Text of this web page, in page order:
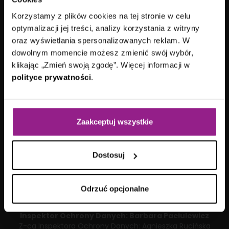
Korzystamy z plików cookies na tej stronie w celu
optymalizacji jej treści, analizy korzystania z witryny
oraz wyświetlania spersonalizowanych reklam. W
dowolnym momencie możesz zmienić swój wybór,
klikając „Zmień swoją zgodę”. Więcej informacji w
polityce prywatności.
Zaakceptuj wszystkie
Dostosuj
Odrzuć opcjonalne
80-387 Gdańsk
kontakt@aplitt.pl
+48 58 782 82 82
VII Wydział Gospodarczy Sądu Rejonowego
Gdańsk-Północ
KRS: 0000692419
Aplitt sp. z o.o. posiada status dużego przedsiębiorcy w
rozumieniu ustawy z dnia
8 marca 2013 roku
przeciwdziałaniu nadmiernym opóźnieniom w transakcjach
handlowych.